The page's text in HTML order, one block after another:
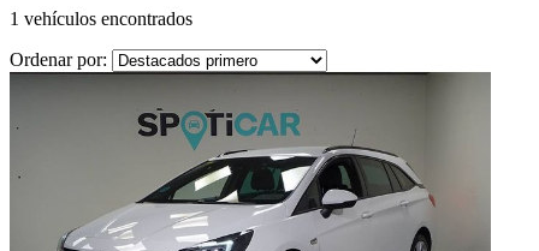
1 vehículos encontrados
Ordenar por: